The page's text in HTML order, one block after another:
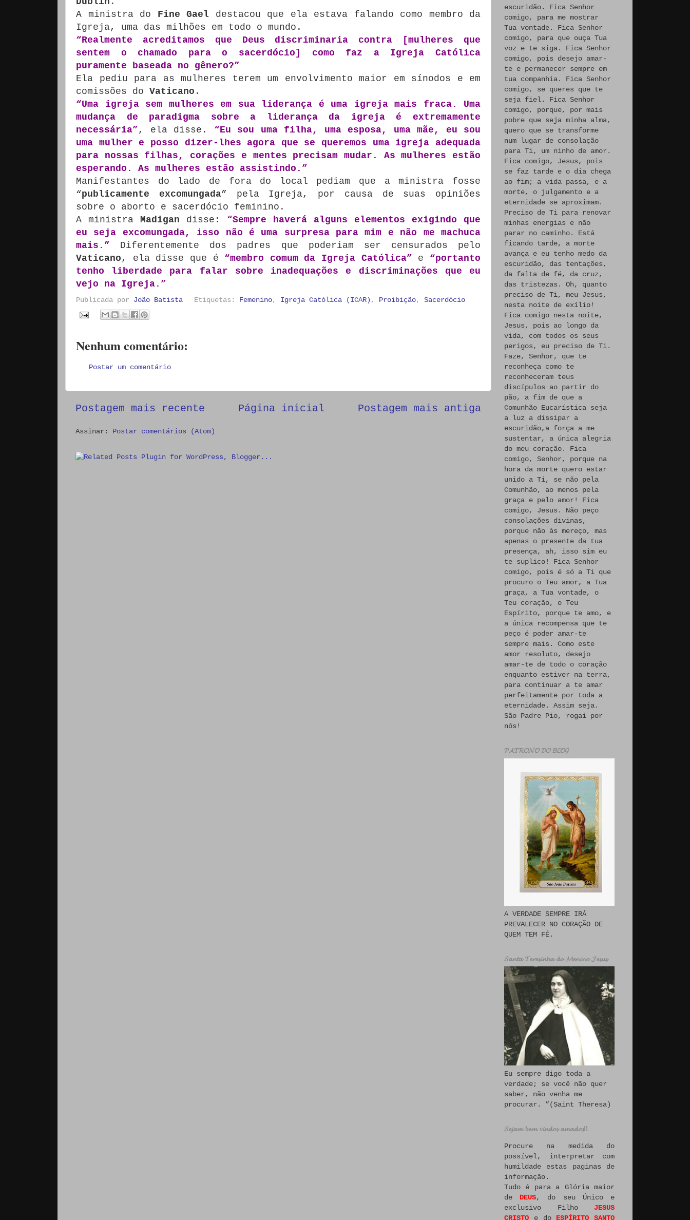
A ministra do Fine Gael destacou que ela estava falando como membro da
Igreja, uma das milhões em todo o mundo.
“Realmente acreditamos que Deus discriminaria contra [mulheres que
sentem o chamado para o sacerdócio] como faz a Igreja Católica
puramente baseada no gênero?”
Ela pediu para as mulheres terem um envolvimento maior em sínodos e em
comissões do Vaticano .
“Uma igreja sem mulheres em sua liderança é uma igreja mais fraca. Uma
mudança de paradigma sobre a liderança da igreja é extremamente
necessária” , ela disse. “Eu sou uma filha, uma esposa, uma mãe, eu sou
uma mulher e posso dizer-lhes agora que se queremos uma igreja adequada
para nossas filhas, corações e mentes precisam mudar. As mulheres estão
esperando. As mulheres estão assistindo.”
Manifestantes do lado de fora do local pediam que a ministra fosse
“publicamente excomungada” pela Igreja, por causa de suas opiniões
sobre o aborto e sacerdócio feminino.
A ministra Madigan disse: “Sempre haverá alguns elementos exigindo que
eu seja excomungada, isso não é uma surpresa para mim e não me machuca
mais.” Diferentemente dos padres que poderiam ser censurados pelo
Vaticano , ela disse que é “membro comum da Igreja Católica” e “portanto
tenho liberdade para falar sobre inadequações e discriminações que eu
vejo na Igreja.”
Publicada por João Batista Etiquetas: Femenino, Igreja Católica (ICAR) , Proibição,Sacerdócio
Nenhum comentário:
Postar um comentário
Postagem mais recente Postagem mais antiga
Página inicial
Assinar: Postar comentários (Atom)
escuridão. Fica Senhor
comigo, para me mostrar
Tua vontade. Fica Senhor
comigo, para que ouça Tua
voz e te siga. Fica Senhor
comigo, pois desejo amar-
te e permanecer sempre em
tua companhia. Fica Senhor
comigo, se queres que te
seja fiel. Fica Senhor
comigo, porque, por mais
pobre que seja minha alma,
quero que se transforme
num lugar de consolação
para Ti, um ninho de amor.
Fica comigo, Jesus, pois
se faz tarde e o dia chega
ao fim; a vida passa, e a
morte, o julgamento e a
eternidade se aproximam.
Preciso de Ti para renovar
minhas energias e não
parar no caminho. Está
ficando tarde, a morte
avança e eu tenho medo da
escuridão, das tentações,
da falta de fé, da cruz,
das tristezas. Oh, quanto
preciso de Ti, meu Jesus,
nesta noite de exílio!
Fica comigo nesta noite,
Jesus, pois ao longo da
vida, com todos os seus
perigos, eu preciso de Ti.
Faze, Senhor, que te
reconheça como te
reconheceram teus
discípulos ao partir do
pão, a fim de que a
Comunhão Eucarística seja
a luz a dissipar a
escuridão,a força a me
sustentar, a única alegria
do meu coração. Fica
comigo, Senhor, porque na
hora da morte quero estar
unido a Ti, se não pela
Comunhão, ao menos pela
graça e pelo amor! Fica
comigo, Jesus. Não peço
consolações divinas,
porque não às mereço, mas
apenas o presente da tua
presença, ah, isso sim eu
te suplico! Fica Senhor
comigo, pois é só a Ti que
procuro o Teu amor, a Tua
graça, a Tua vontade, o
Teu coração, o Teu
Espírito, porque te amo, e
a única recompensa que te
peço é poder amar-te
sempre mais. Como este
amor resoluto, desejo
amar-te de todo o coração
enquanto estiver na terra,
para continuar a te amar
perfeitamente por toda a
eternidade. Assim seja.
São Padre Pio, rogai por
nós!
𝓟𝓐𝓣𝓡𝓞𝓝𝓞 𝓓𝓞 𝓑𝓛𝓞𝓖
A VERDADE SEMPRE IRÁ
PREVALECER NO CORAÇÃO DE
QUEM TEM FÉ.
𝓢𝓪𝓷𝓽𝓪 𝓣𝓮𝓻𝓮𝓼𝓲𝓷𝓱𝓪 𝓭𝓸 𝓜𝓮𝓷𝓲𝓷𝓸 𝓙𝓮𝓼𝓾𝓼
Eu sempre digo toda a
verdade; se você não quer
saber, não venha me
procurar. ”(Saint Theresa)
𝓢𝓮𝓳𝓪𝓶 𝓫𝓮𝓶 𝓿𝓲𝓷𝓭𝓸𝓼 𝓪𝓶𝓪𝓭𝓸𝓼!!
Procure na medida do
possível, interpretar com
humildade estas paginas de
informação.
Tudo é para a Glória maior
de DEUS, do seu Único e
exclusivo Filho JESUS
CRISTO e do ESPÍRITO SANTO